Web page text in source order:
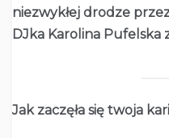
2
0
niezwykłej drodze
DJka Karolina Pufelska
Jak zaczęła się twoja